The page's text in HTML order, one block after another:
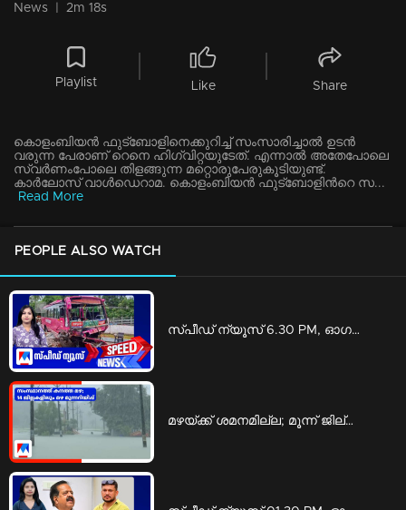
News 2m 18s
Playlist Like Share
കൊളംബിയന്‍ ഫുട്ബോളിനെക്കുറിച്ച് സംസാരിച്ചാല്‍ ഉടന്‍
വരുന്ന പേരാണ് റെനെ ഹിഗ്വിറ്റയുടേത്. എന്നാല്‍ അതേപോലെ
സ്വര്‍ണംപോലെ തിളങ്ങുന്ന മറ്റൊരുപേരുകൂടിയുണ്ട്.
കാര്‍ലോസ് വാള്‍ഡെറാമ. കൊളംബിയന്‍ ഫുട്ബോളിന്‍റെ സ...
Read More
PEOPLE ALSO WATCH
സ്പീഡ് ന്യൂസ് 6.30 PM, ഓഗസ്റ്റ് 06, 2026 | Speed News
മഴയ്ക്ക് ശമനമില്ല; മൂന്ന് ജില്ലകളിൽ റെഡ് അലർട്ട് | Rain